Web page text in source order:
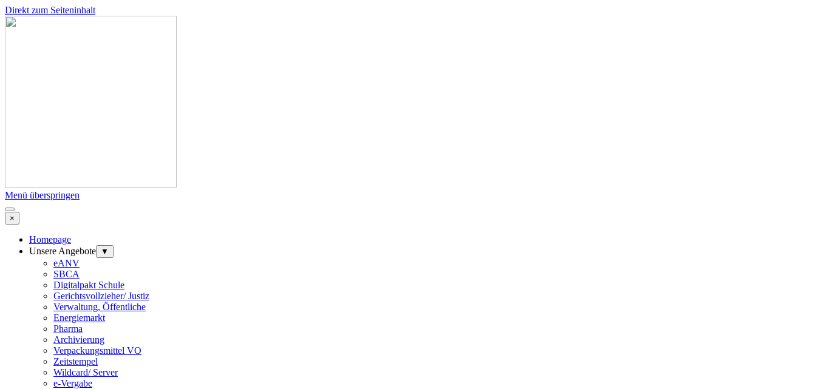
Direkt zum Seiteninhalt
Menü überspringen
×
Homepage
Unsere Angebote
▼
eANV
SBCA
Digitalpakt Schule
Gerichtsvollzieher/ Justiz
Verwaltung, Öffentliche
Energiemarkt
Pharma
Archivierung
Verpackungsmittel VO
Zeitstempel
Wildcard/ Server
e-Vergabe